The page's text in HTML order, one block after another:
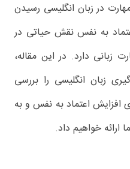
در زبان انگلیسی رسیدن
به نفس نقش حیاتی در
زبانی دارد. در این مقاله،
زبان انگلیسی را بررسی
افزایش اعتماد به نفس و به
ارائه خواهیم داد.